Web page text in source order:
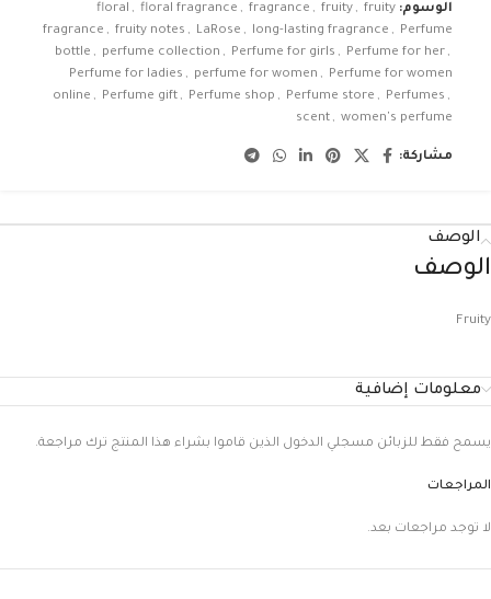
الوسوم:
floral , floral fragrance , fragrance , fruity , fruity
fragrance , fruity notes , LaRose , long-lasting fragrance , Perfume
bottle , perfume collection , Perfume for girls , Perfume for her ,
Perfume for ladies , perfume for women , Perfume for women
online , Perfume gift , Perfume shop , Perfume store , Perfumes ,
scent , women's perfume
مشاركة:
الوصف
الوصف
Fruity
معلومات إضافية
المراجعات
لا توجد مراجعات بعد.
يسمح فقط للزبائن مسجلي الدخول الذين قاموا بشراء هذا المنتج ترك مراجعة.